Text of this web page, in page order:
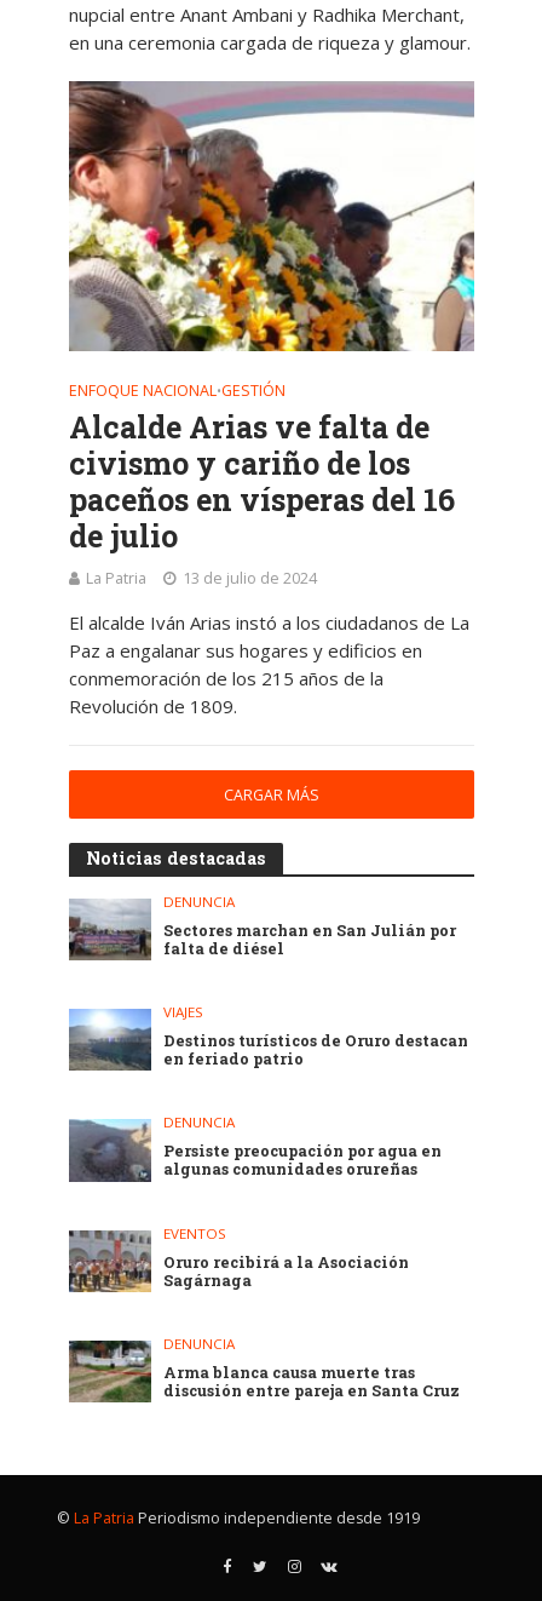
nupcial entre Anant Ambani y Radhika Merchant,
en una ceremonia cargada de riqueza y glamour.
ENFOQUE NACIONAL•GESTIÓN
Alcalde Arias ve falta de
civismo y cariño de los
paceños en vísperas del 16
de julio
La Patria 13 de julio de 2024
El alcalde Iván Arias instó a los ciudadanos de La
Paz a engalanar sus hogares y edificios en
conmemoración de los 215 años de la
Revolución de 1809.
CARGAR MÁS
Noticias destacadas
DENUNCIA
Sectores marchan en San Julián por
falta de diésel
VIAJES
Destinos turísticos de Oruro destacan
en feriado patrio
DENUNCIA
Persiste preocupación por agua en
algunas comunidades orureñas
EVENTOS
Oruro recibirá a la Asociación
Sagárnaga
DENUNCIA
Arma blanca causa muerte tras
discusión entre pareja en Santa Cruz
© La Patria Periodismo independiente desde 1919